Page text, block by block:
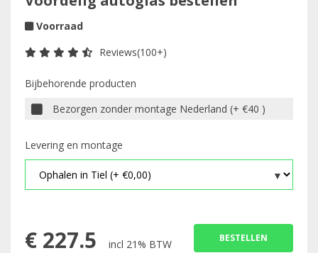
Voorraad
Reviews(100+)
Bijbehorende producten
Bezorgen zonder montage Nederland (+ €40 )
Levering en montage
€ 227.5 incl 21% BTW BESTELLEN